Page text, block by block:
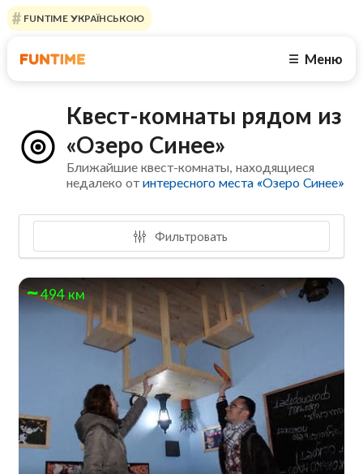
FUNTIME УКРАЇНСЬКОЮ
☰ Меню
Квест-комнаты рядом из
«Озеро Синее»
Ближайшие квест-комнаты, находящиеся
недалеко отинтересного места «Озеро Синее»
Фильтровать
494 км